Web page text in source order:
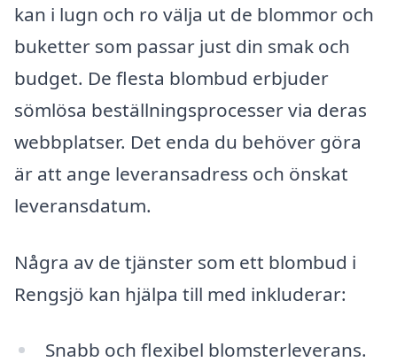
kan i lugn och ro välja ut de blommor och
buketter som passar just din smak och
budget. De flesta blombud erbjuder
sömlösa beställningsprocesser via deras
webbplatser. Det enda du behöver göra
är att ange leveransadress och önskat
leveransdatum.
Några av de tjänster som ett blombud i
Rengsjö kan hjälpa till med inkluderar:
Snabb och flexibel blomsterleverans.